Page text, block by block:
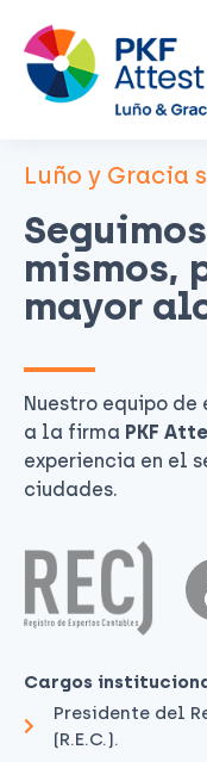
Luño y Gracia
mismos,
mayor
Nuestro equipo de
a la firma PKF
experiencia en el
ciudades.
Cargos
Presidente del
(R.E.C.).